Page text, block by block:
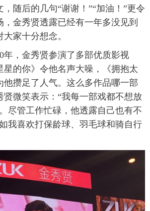
随后的几句“谢谢！”“加油！”更令
金秀贤透露已经有一年多没见到
家十分想念。
，金秀贤参演了多部优质影视
星的你》令他名声大噪，《拥抱太
他攒足了人气。这么多作品哪一部
贤微笑表示：“我每一部戏都不想放
尽管工作忙碌，他透露自己也有不
我喜欢打保龄球、羽毛球和骑自行